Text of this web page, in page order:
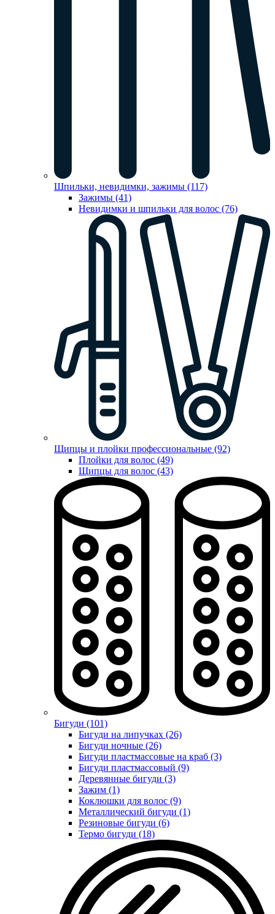
Шпильки, невидимки, зажимы (117)
Зажимы (41)
Невидимки и шпильки для волос (76)
Щипцы и плойки профессиональные (92)
Плойки для волос (49)
Щипцы для волос (43)
Бигуди (101)
Бигуди на липучках (26)
Бигуди ночные (26)
Бигуди пластмассовые на краб (3)
Бигуди пластмассовый (9)
Деревянные бигуди (3)
Зажим (1)
Коклюшки для волос (9)
Металлический бигуди (1)
Резиновые бигуди (6)
Термо бигуди (18)